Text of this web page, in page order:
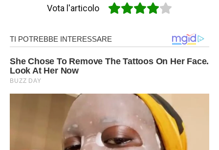
Vota l'articolo